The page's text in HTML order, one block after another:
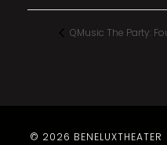
QMusic The Party:
© 2026 BENELUXTHEATER